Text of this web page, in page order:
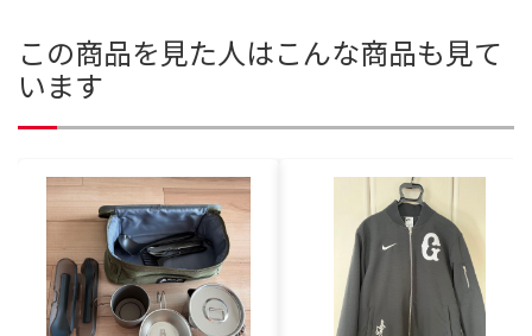
この商品を見た人はこんな商品も見て
います